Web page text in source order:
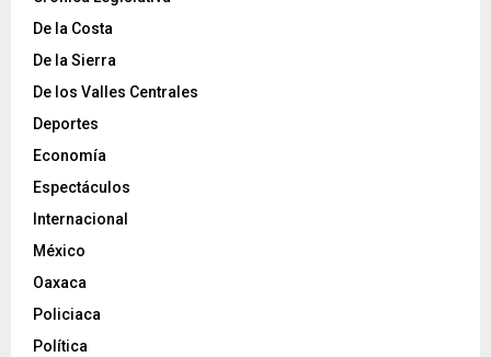
De la Costa
De la Sierra
De los Valles Centrales
Deportes
Economía
Espectáculos
Internacional
México
Oaxaca
Policiaca
Política